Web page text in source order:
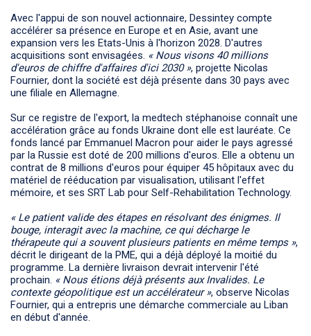
Avec l'appui de son nouvel actionnaire, Dessintey compte
accélérer sa présence en Europe et en Asie, avant une
expansion vers les Etats-Unis à l'horizon 2028. D'autres
acquisitions sont envisagées. « Nous visons 40 millions
d'euros de chiffre d'affaires d'ici 2030 », projette Nicolas
Fournier, dont la société est déjà présente dans 30 pays avec
une filiale en Allemagne.
Sur ce registre de l'export, la medtech stéphanoise connaît une
accélération grâce au fonds Ukraine dont elle est lauréate. Ce
fonds lancé par Emmanuel Macron pour aider le pays agressé
par la Russie est doté de 200 millions d'euros. Elle a obtenu un
contrat de 8 millions d'euros pour équiper 45 hôpitaux avec du
matériel de rééducation par visualisation, utilisant l'effet
mémoire, et ses SRT Lab pour Self-Rehabilitation Technology.
« Le patient valide des étapes en résolvant des énigmes. Il
bouge, interagit avec la machine, ce qui décharge le
thérapeute qui a souvent plusieurs patients en même temps »,
décrit le dirigeant de la PME, qui a déjà déployé la moitié du
programme. La dernière livraison devrait intervenir l'été
prochain. « Nous étions déjà présents aux Invalides. Le
contexte géopolitique est un accélérateur », observe Nicolas
Fournier, qui a entrepris une démarche commerciale au Liban
en début d'année.